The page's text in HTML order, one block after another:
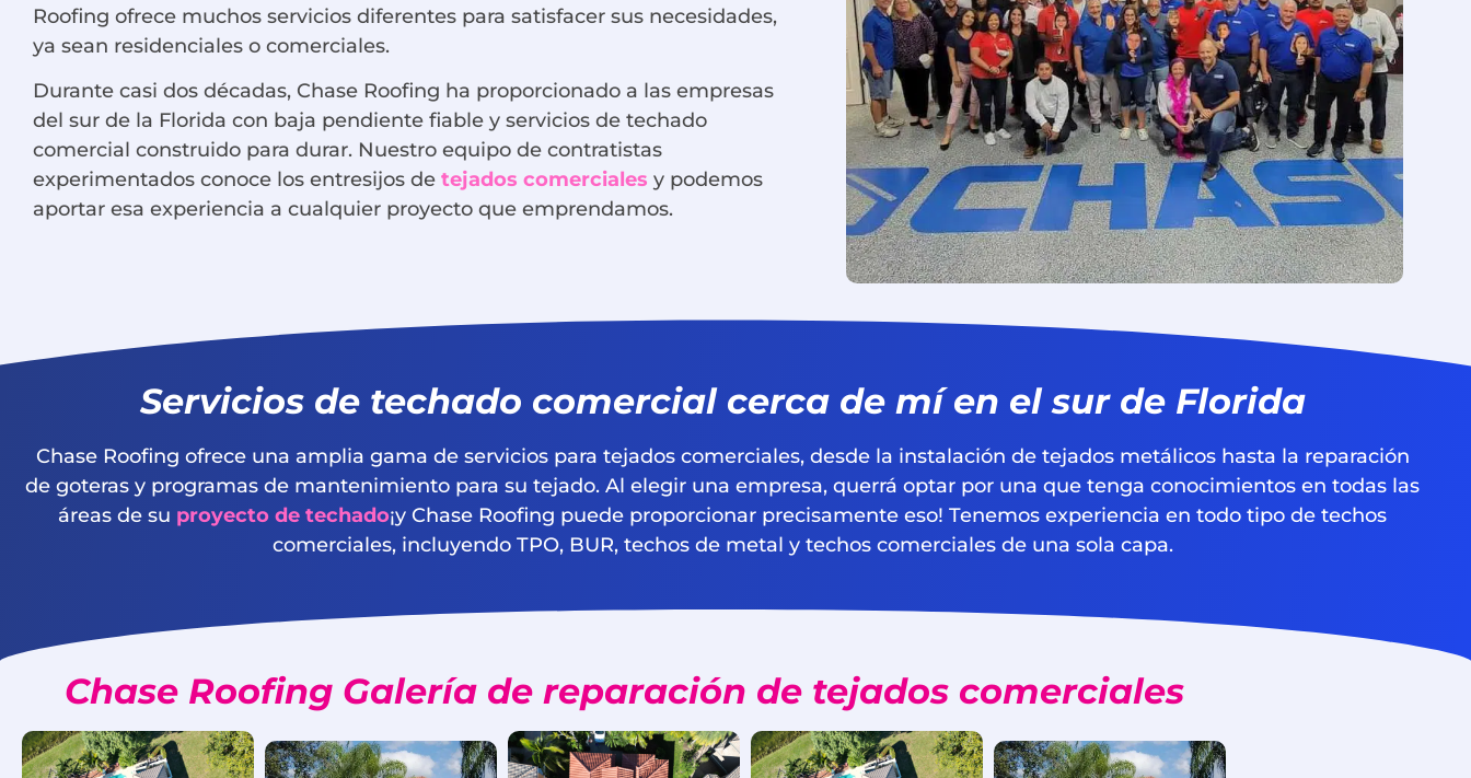
Roofing ofrece muchos servicios diferentes para satisfacer sus necesidades,
ya sean residenciales o comerciales.
Durante casi dos décadas, Chase Roofing ha proporcionado a las empresas
del sur de la Florida con baja pendiente fiable y servicios de techado
comercial construido para durar. Nuestro equipo de contratistas
experimentados conoce los entresijos de tejados comerciales y podemos
aportar esa experiencia a cualquier proyecto que emprendamos.
Servicios de techado comercial cerca de mí en el sur de Florida
Chase Roofing ofrece una amplia gama de servicios para tejados comerciales, desde la instalación de tejados metálicos hasta la reparación
de goteras y programas de mantenimiento para su tejado. Al elegir una empresa, querrá optar por una que tenga conocimientos en todas las
áreas de su proyecto de techado¡y Chase Roofing puede proporcionar precisamente eso! Tenemos experiencia en todo tipo de techos
comerciales, incluyendo TPO, BUR, techos de metal y techos comerciales de una sola capa.
Chase Roofing Galería de reparación de tejados comerciales